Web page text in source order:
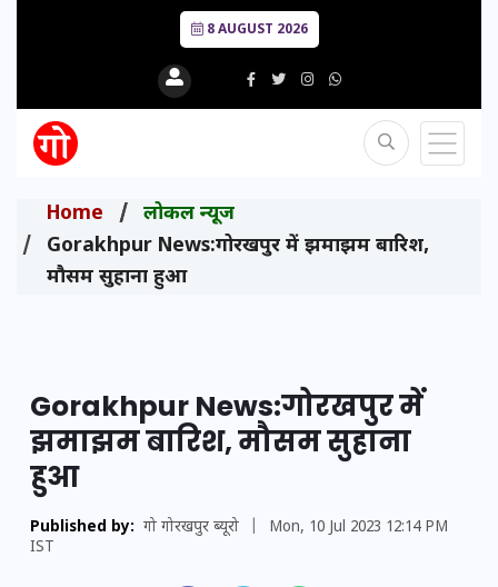
8 AUGUST 2026
Home
लोकल न्यूज
Gorakhpur News:गोरखपुर में झमाझम बारिश,
मौसम सुहाना हुआ
Gorakhpur News:गोरखपुर में
झमाझम बारिश, मौसम सुहाना
हुआ
Published by: गो गोरखपुर ब्यूरो
Mon, 10 Jul 2023 12:14 PM
IST